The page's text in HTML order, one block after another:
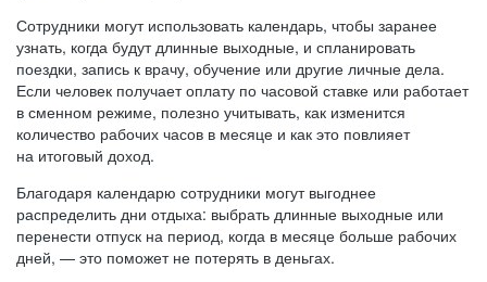
Сотрудники могут использовать календарь, чтобы заранее
узнать, когда будут длинные выходные, и спланировать
поездки, запись к врачу, обучение или другие личные дела.
Если человек получает оплату по часовой ставке или работает
в сменном режиме, полезно учитывать, как изменится
количество рабочих часов в месяце и как это повлияет
на итоговый доход.
Благодаря календарю сотрудники могут выгоднее
распределить дни отдыха: выбрать длинные выходные или
перенести отпуск на период, когда в месяце больше рабочих
дней, — это поможет не потерять в деньгах.